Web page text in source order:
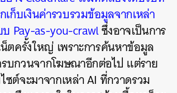
เก็บเงินค่ารวบรวมข้อมูลจากเหล่า
Pay-as-you-crawlซึ่งอาจเป็นการ
ตครั้งใหญ่ เพราะการค้นหาข้อมูล
บกวนจากโฆษณาอีกต่อไป แต่ราย
ต์จะมาจากเหล่า AI ที่กวาดรวม